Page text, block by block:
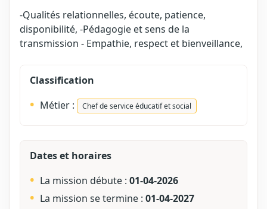
-Qualités relationnelles, écoute, patience,
disponibilité, -Pédagogie et sens de la
transmission - Empathie, respect et bienveillance,
Classification
Métier :
Chef de service éducatif et social
Dates et horaires
La mission débute : 01-04-2026
La mission se termine : 01-04-2027